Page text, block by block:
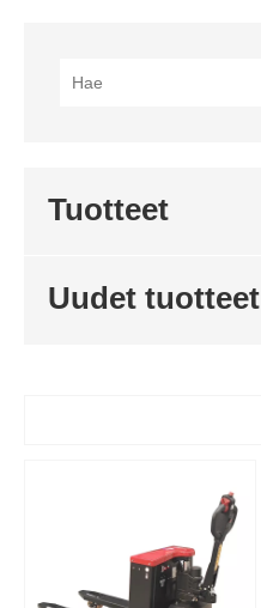
Tuotteet
Uudet tuotteet